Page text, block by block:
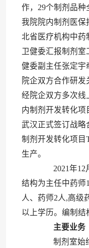
作，29个制剂品
我院院内制剂医保
北省医疗机构中药
卫健委汇报制剂室
健委副主任张定宇
院企双方合作研发
经院企双方多次线
内制剂开发转化项
武汉正式签订战略
制剂开发转化项目
生产。
2021年12
结构为主任中药师
人、药师2人,高级
以上学历。编制结
主要业务
制剂室始终